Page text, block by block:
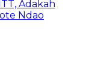
Adakah
Ndao